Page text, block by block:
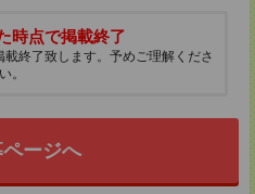
時点で掲載終了
終了致します。予めご理解くださ
い。
ージへ